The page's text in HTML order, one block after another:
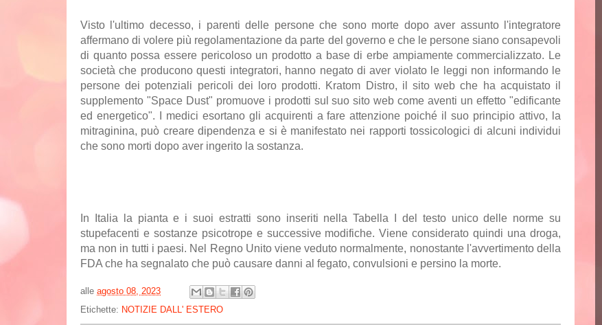
Visto l'ultimo decesso, i parenti delle persone che sono morte dopo aver assunto l'integratore
affermano di volere più regolamentazione da parte del governo e che le persone siano consapevoli
di quanto possa essere pericoloso un prodotto a base di erbe ampiamente commercializzato. Le
società che producono questi integratori, hanno negato di aver violato le leggi non informando le
persone dei potenziali pericoli dei loro prodotti. Kratom Distro, il sito web che ha acquistato il
supplemento "Space Dust" promuove i prodotti sul suo sito web come aventi un effetto "edificante
ed energetico". I medici esortano gli acquirenti a fare attenzione poiché il suo principio attivo, la
mitraginina, può creare dipendenza e si è manifestato nei rapporti tossicologici di alcuni individui
che sono morti dopo aver ingerito la sostanza.
In Italia la pianta e i suoi estratti sono inseriti nella Tabella I del testo unico delle norme su
stupefacenti e sostanze psicotrope e successive modifiche. Viene considerato quindi una droga,
ma non in tutti i paesi. Nel Regno Unito viene veduto normalmente, nonostante l'avvertimento della
FDA che ha segnalato che può causare danni al fegato, convulsioni e persino la morte.
alle agosto 08, 2023
Etichette: NOTIZIE DALL' ESTERO